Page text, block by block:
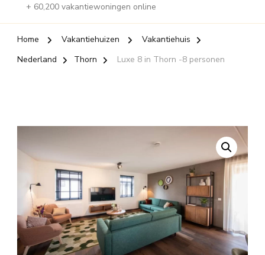
+ 60,200 vakantiewoningen online
Home Vakantiehuizen
Vakantiehuis
Nederland
Thorn Luxe 8 in Thorn -8 personen